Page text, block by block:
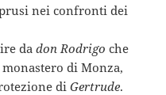
nei confronti dei
dadon Rodrigo che
di Monza,
diGertrude.